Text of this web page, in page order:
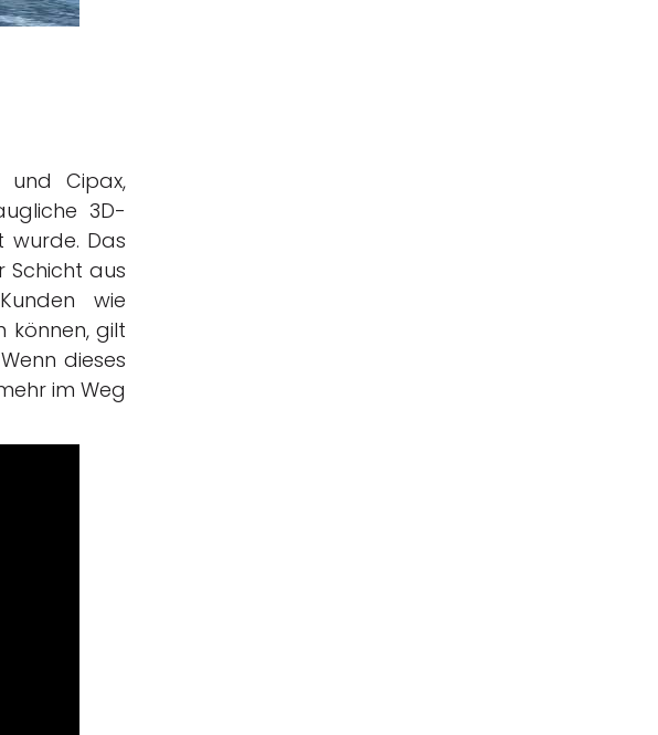
und Cipax,
3D-
wurde. Das
Schicht aus
wie
können, gilt
dieses
im Weg